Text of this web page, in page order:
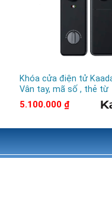
Khóa cửa điện tử
Vân tay, mã số , thẻ từ
5.100.000 ₫